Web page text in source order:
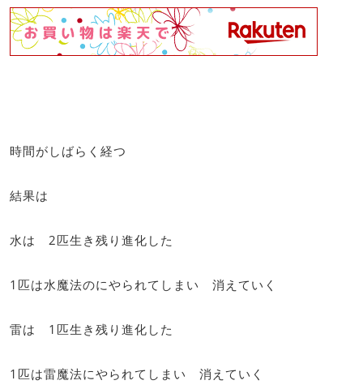
時間がしばらく経つ
結果は
水は 2匹生き残り進化した
1匹は水魔法のにやられてしまい 消えていく
雷は 1匹生き残り進化した
1匹は雷魔法にやられてしまい 消えていく